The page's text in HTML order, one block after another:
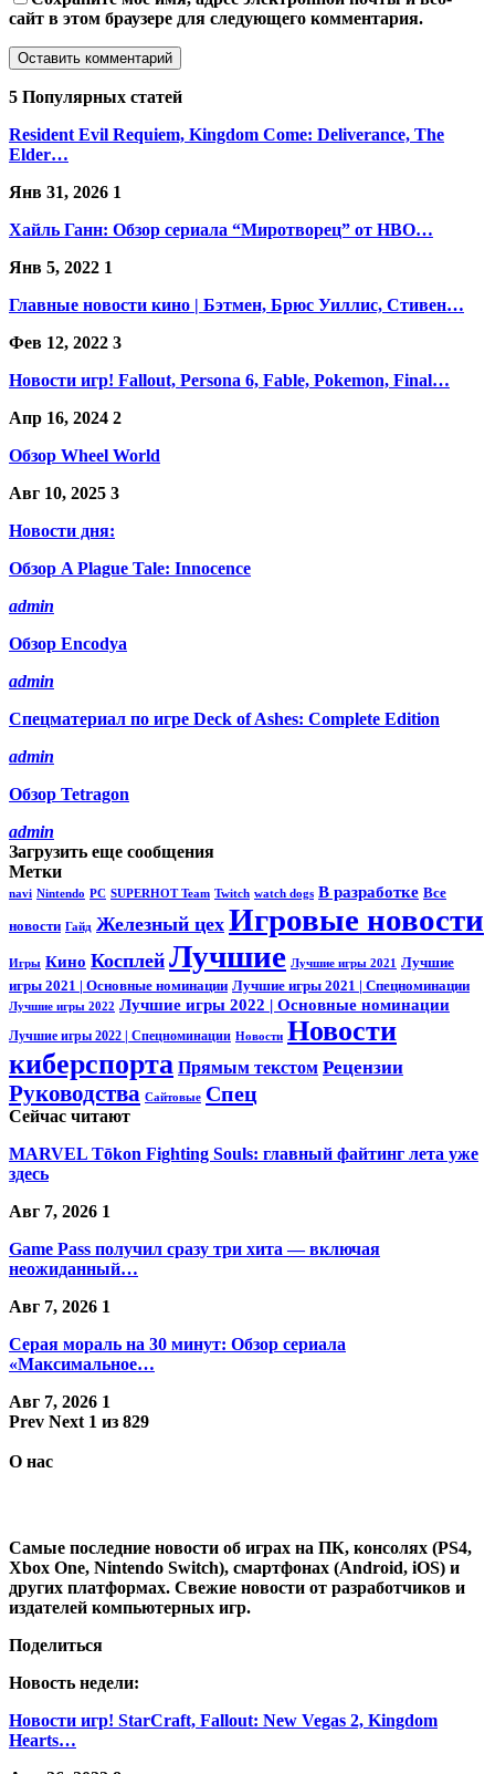
сайт в этом браузере для следующего комментария.
5 Популярных статей
Resident Evil Requiem, Kingdom Come: Deliverance, The
Elder…
Янв 31, 2026 1
Хайль Ганн: Обзор сериала “Миротворец” от HBO…
Янв 5, 2022 1
Главные новости кино | Бэтмен, Брюс Уиллис, Стивен…
Фев 12, 2022 3
Новости игр! Fallout, Persona 6, Fable, Pokemon, Final…
Апр 16, 2024 2
Обзор Wheel World
Авг 10, 2025 3
Новости дня:
Обзор A Plague Tale: Innocence
admin
Обзор Encodya
admin
Спецматериал по игре Deck of Ashes: Complete Edition
admin
Обзор Tetragon
admin
Загрузить еще сообщения
Метки
navi Nintendo PC SUPERHOT Team Twitch watch dogs В разработке Все
новости Гайд Железный цех Игровые новости
Игры Кино Косплей Лучшие Лучшие игры 2021
Лучшие
игры 2021 | Основные номинации Лучшие игры 2021 | Спецноминации
Лучшие игры 2022 Лучшие игры 2022 | Основные номинации
Лучшие игры 2022 | Спецноминации Новости Новости
киберспорта Прямым текстом Рецензии
Руководства Сайтовые Спец
Сейчас читают
MARVEL Tōkon Fighting Souls: главный файтинг лета уже
здесь
Авг 7, 2026 1
Game Pass получил сразу три хита — включая
неожиданный…
Авг 7, 2026 1
Серая мораль на 30 минут: Обзор сериала
«Максимальное…
Авг 7, 2026 1
Prev Next 1 из 829
О нас
Самые последние новости об играх на ПК, консолях (PS4,
Xbox One, Nintendo Switch), смартфонах (Android, iOS) и
других платформах. Свежие новости от разработчиков и
издателей компьютерных игр.
Поделиться
Новость недели:
Новости игр! StarCraft, Fallout: New Vegas 2, Kingdom
Hearts…